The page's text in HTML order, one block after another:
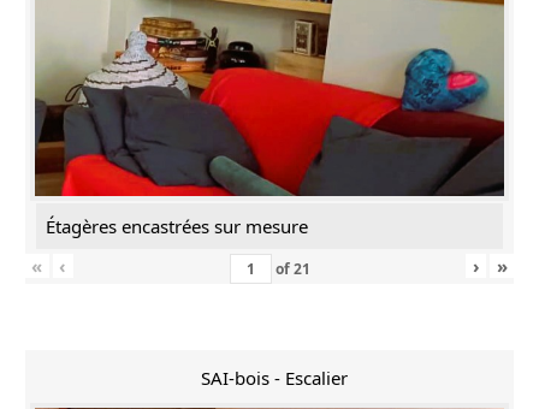
Étagères encastrées sur mesure
«
‹ of21 › »
SAI-bois - Escalier